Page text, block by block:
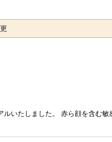
いたしました。 赤ら顔を含む